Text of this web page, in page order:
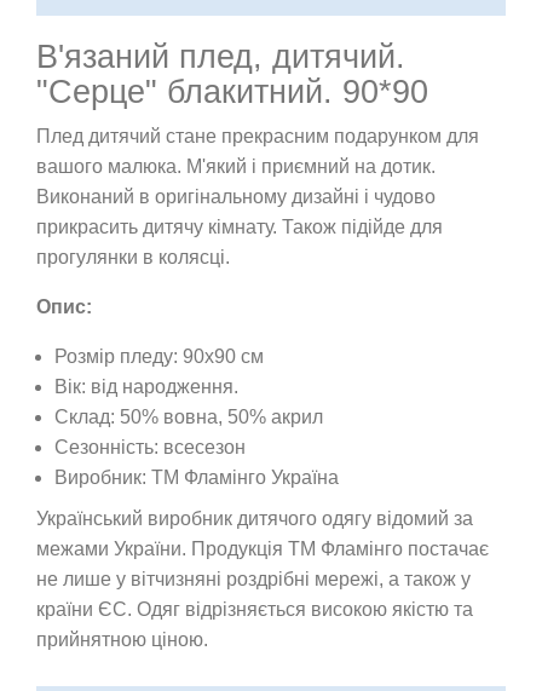
В'язаний плед, дитячий.
"Серце" блакитний. 90*90
Плед дитячий стане прекрасним подарунком для
вашого малюка. М'який і приємний на дотик.
Виконаний в оригінальному дизайні і чудово
прикрасить дитячу кімнату. Також підійде для
прогулянки в колясці.
Опис:
Розмір пледу: 90х90 см
Вік: від народження.
Склад: 50% вовна, 50% акрил
Сезонність: всесезон
Виробник: ТМ Фламінго Україна
Український виробник дитячого одягу відомий за
межами України. Продукція ТМ Фламінго постачає
не лише у вітчизняні роздрібні мережі, а також у
країни ЄС. Одяг відрізняється високою якістю та
прийнятною ціною.